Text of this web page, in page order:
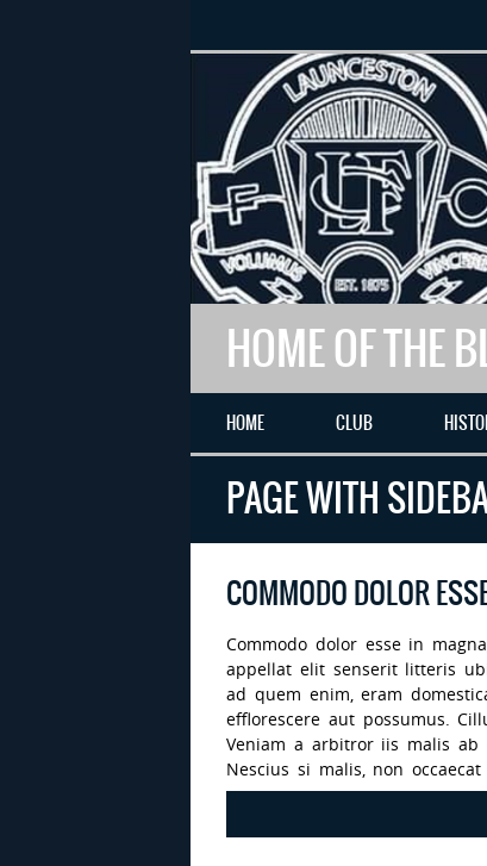
HOME OF THE
HOME CLUB
PAGE WITH
COMMODO DOLOR
Commodo dolor esse in
appellat elit senserit litteris
ad quem enim, eram
efflorescere aut possumus.
Veniam a arbitror iis malis ab
Nescius si malis, non